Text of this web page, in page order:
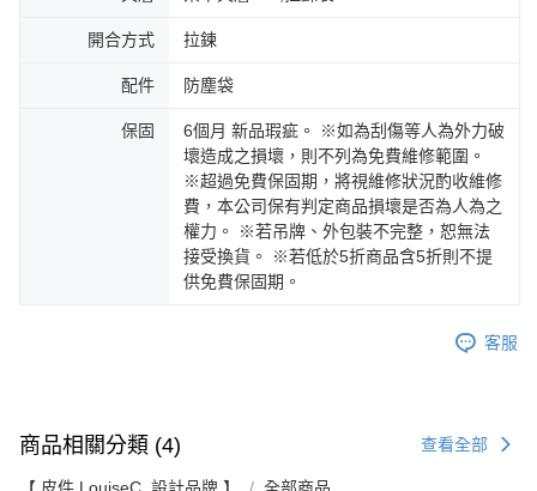
開合方式 拉鍊
配件 防塵袋
保固
6個月 新品瑕疵。 ※如為刮傷等人為外力破
壞造成之損壞，則不列為免費維修範圍。
※超過免費保固期，將視維修狀況酌收維修
費，本公司保有判定商品損壞是否為人為之
權力。 ※若吊牌、外包裝不完整，恕無法
接受換貨。 ※若低於5折商品含5折則不提
供免費保固期。
客服
商品相關分類 (4) 查看全部